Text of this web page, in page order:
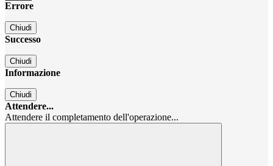
Errore
Chiudi
Successo
Chiudi
Informazione
Chiudi
Attendere...
Attendere il completamento dell'operazione...